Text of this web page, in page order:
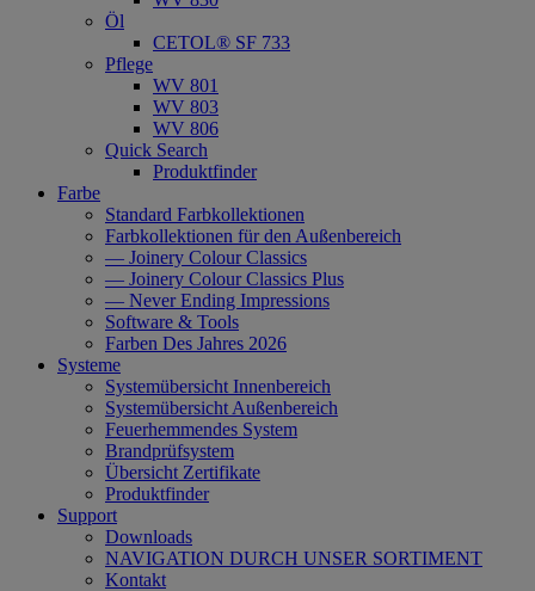
Öl
CETOL® SF 733
Pflege
WV 801
WV 803
WV 806
Quick Search
Produktfinder
Farbe
Standard Farbkollektionen
Farbkollektionen für den Außenbereich
— Joinery Colour Classics
— Joinery Colour Classics Plus
— Never Ending Impressions
Software & Tools
Farben Des Jahres 2026
Systeme
Systemübersicht Innenbereich
Systemübersicht Außenbereich
Feuerhemmendes System
Brandprüfsystem
Übersicht Zertifikate
Produktfinder
Support
Downloads
NAVIGATION DURCH UNSER SORTIMENT
Kontakt